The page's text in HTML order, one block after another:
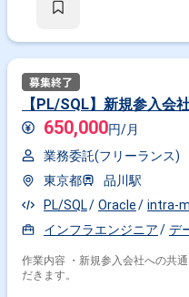
【PL/SQL】新規参入会
650,000円/月
業務委託(フリーランス)
東京都
品川駅
PL/SQL
Oracle
intra-
インフラエンジニア
デ
作業内容 ・新規参入会社への共
だきます。